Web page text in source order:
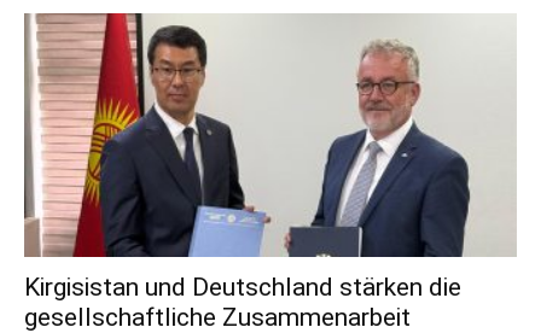
Kirgisistan und Deutschland stärken die
gesellschaftliche Zusammenarbeit